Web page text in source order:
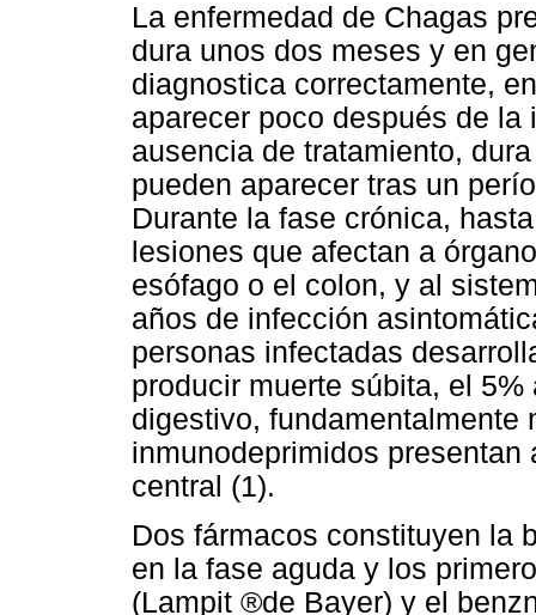
La enfermedad de Chagas
dura unos dos meses y en
diagnostica correctamente,
aparecer poco después de
ausencia de tratamiento,
pueden aparecer tras un
Durante la fase crónica,
lesiones que afectan a
esófago o el colon, y al
años de infección
personas infectadas
producir muerte súbita, el
digestivo,
inmunodeprimidos
central (1).
Dos fármacos constituyen la
en la fase aguda y los
(Lampit ®de Bayer) y el